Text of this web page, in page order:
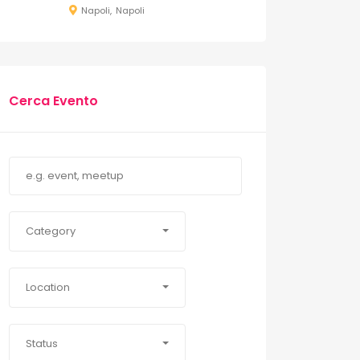
Napoli Napoli
Cerca Evento
Category
Location
Status